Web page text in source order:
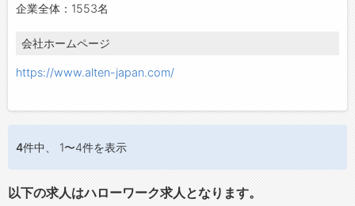
企業全体：1553名
会社ホームページ
https://www.alten-japan.com/
4件中、 1〜4件を表示
以下の求人はハローワーク求人となります。